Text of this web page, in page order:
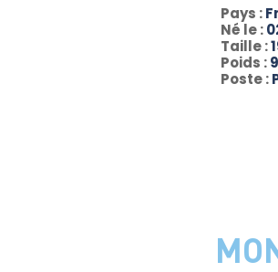
Pays :
Né le :
Taille :
Poids :
Poste :